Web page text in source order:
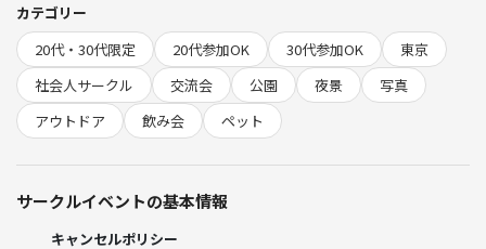
まったりとおしゃべりをするだけやお散歩
夜景を楽しんだりナイトフォトでの参加も歓迎です
（スカイツリーきれいです^ ^）
わんちゃんを散歩する人がいたりしてめっちゃ癒されます^ ^
輪に入れていない人のサポートに全集中いたします(^^)
カテゴリー
20代・30代限定
20代参加OK 30代参加OK
東京
社会人サークル
交流会 公園 夜景
写真
アウトドア
飲み会 ペット
サークルイベントの基本情報
キャンセルポリシー